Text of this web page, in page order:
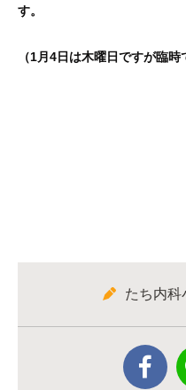
す。
（1月4日は木曜日ですが臨時
たち内科